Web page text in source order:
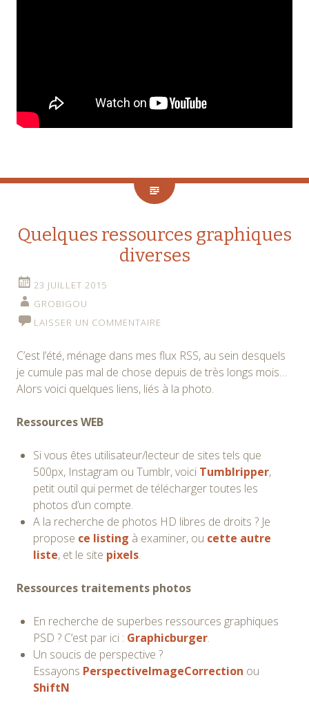
Quelques ressources graphiques
diverses
23 JUILLET 2015
GROBIGOU
LAISSER UN COMMENTAIRE
C’est l’été, ménage dans mes flux RSS, au sein desquels
je cumule pas mal de chose depuis de très longs mois…
Alors voici quelques liens, liés à la photo.
Ressources WEB
Si vous êtes utilisateur/lecteur de sites tels que
500px, Instagram ou Tumblr, voici Tumblripper,
petit outil qui permet de télécharger toutes les
photos d’un compte.
A la recherche de photos HD libres de droits ? Je
propose ce listing à examiner, ou cette autre
liste, et le site pixels.
Ressources traitements photos
En recherche de superbes ressources graphiques
PSD ? C’est par ici : Graphicburger.
Un soucis de perspective ?
Essayons PerspectiveImageCorrection ou
ShiftN